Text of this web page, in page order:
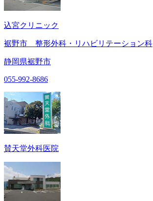
込宮クリニック
裾野市 整形外科・リハビリテーション科
静岡県裾野市
055-992-8686
賛天堂外科医院